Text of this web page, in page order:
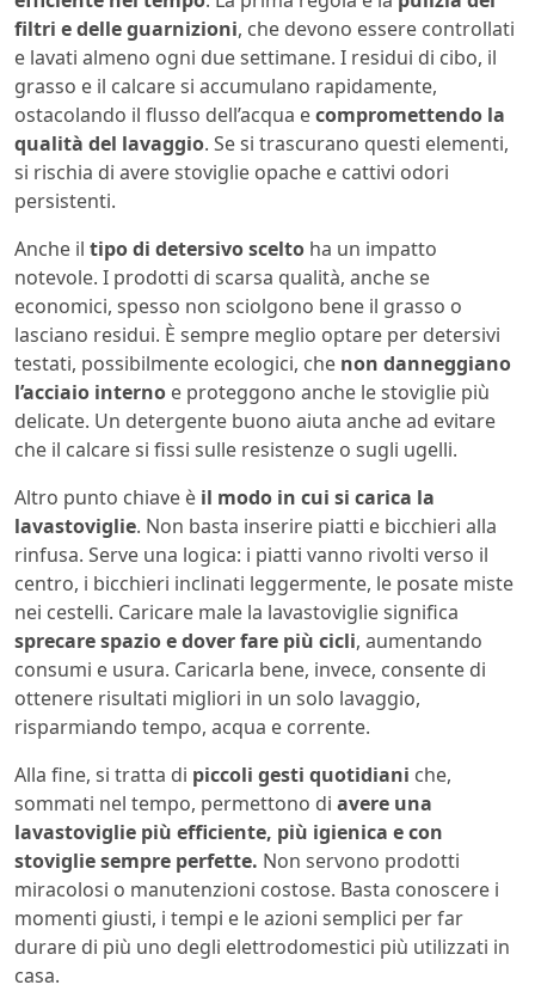
filtri e delle guarnizioni, che devono essere controllati
e lavati almeno ogni due settimane. I residui di cibo, il
grasso e il calcare si accumulano rapidamente,
ostacolando il flusso dell’acqua ecompromettendo la
qualità del lavaggio. Se si trascurano questi elementi,
si rischia di avere stoviglie opache e cattivi odori
persistenti.
Anche il tipo di detersivo scelto ha un impatto
notevole. I prodotti di scarsa qualità, anche se
economici, spesso non sciolgono bene il grasso o
lasciano residui. È sempre meglio optare per detersivi
testati, possibilmente ecologici, che non danneggiano
l’acciaio interno e proteggono anche le stoviglie più
delicate. Un detergente buono aiuta anche ad evitare
che il calcare si fissi sulle resistenze o sugli ugelli.
Altro punto chiave è il modo in cui si carica la
lavastoviglie. Non basta inserire piatti e bicchieri alla
rinfusa. Serve una logica: i piatti vanno rivolti verso il
centro, i bicchieri inclinati leggermente, le posate miste
nei cestelli. Caricare male la lavastoviglie significa
sprecare spazio e dover fare più cicli, aumentando
consumi e usura. Caricarla bene, invece, consente di
ottenere risultati migliori in un solo lavaggio,
risparmiando tempo, acqua e corrente.
Alla fine, si tratta di piccoli gesti quotidiani che,
sommati nel tempo, permettono di avere una
lavastoviglie più efficiente, più igienica e con
stoviglie sempre perfette. Non servono prodotti
miracolosi o manutenzioni costose. Basta conoscere i
momenti giusti, i tempi e le azioni semplici per far
durare di più uno degli elettrodomestici più utilizzati in
casa.